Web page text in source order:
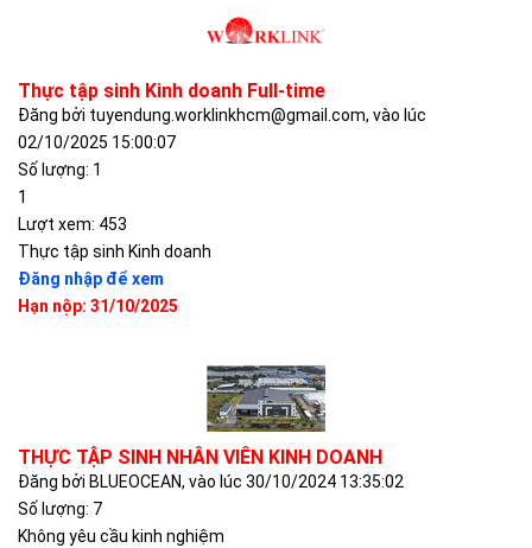
Thực tập sinh Kinh doanh Full-time
Đăng bởi tuyendung.worklinkhcm@gmail.com, vào lúc
02/10/2025 15:00:07
Số lượng: 1
1
Lượt xem: 453
Thực tập sinh Kinh doanh
Đăng nhập để xem
Hạn nộp: 31/10/2025
THỰC TẬP SINH NHÂN VIÊN KINH DOANH
Đăng bởi BLUEOCEAN, vào lúc 30/10/2024 13:35:02
Số lượng: 7
Không yêu cầu kinh nghiệm